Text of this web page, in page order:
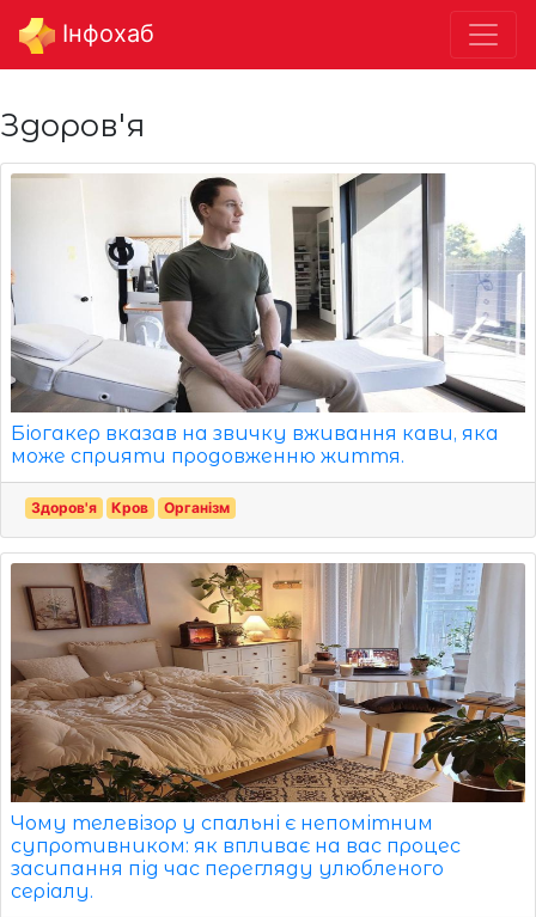
Інфохаб
Здоров'я
Біогакер вказав на звичку вживання кави, яка
може сприяти продовженню життя.
Здоров'я Кров Організм
Чому телевізор у спальні є непомітним
супротивником: як впливає на вас процес
засипання під час перегляду улюбленого
серіалу.